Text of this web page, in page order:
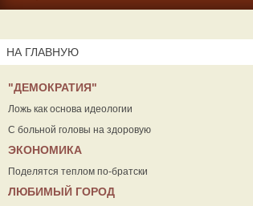
НА ГЛАВНУЮ
"ДЕМОКРАТИЯ"
Ложь как основа идеологии
С больной головы на здоровую
ЭКОНОМИКА
Поделятся теплом по-братски
ЛЮБИМЫЙ ГОРОД